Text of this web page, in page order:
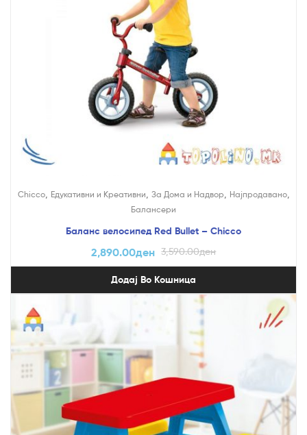
Chicco, Едукативни и Креативни За Дома и Надвор Најпродавано,
Балансери
Баланс велосипед Red Bullet – Chicco
3,590.00ден
2,890.00ден
Додај Во Кошница